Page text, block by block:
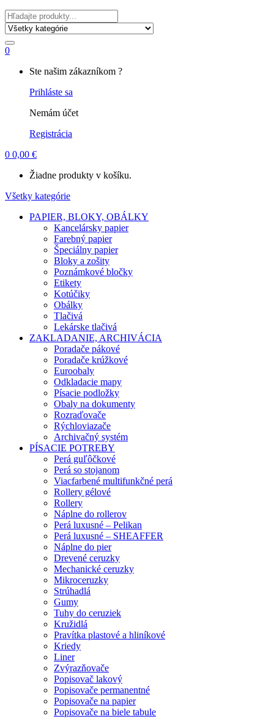
Hľadať
0
Ste našim zákazníkom ?
Prihláste sa
Nemám účet
Registrácia
0 0,00 €
Žiadne produkty v košíku.
Všetky kategórie
PAPIER, BLOKY, OBÁLKY
Kancelársky papier
Farebný papier
Špeciálny papier
Bloky a zošity
Poznámkové bločky
Etikety
Kotúčiky
Obálky
Tlačivá
Lekárske tlačivá
ZAKLADANIE, ARCHIVÁCIA
Poradače pákové
Poradače krúžkové
Euroobaly
Odkladacie mapy
Písacie podložky
Obaly na dokumenty
Rozraďovače
Rýchloviazače
Archivačný systém
PÍSACIE POTREBY
Perá guľôčkové
Perá so stojanom
Viacfarbené multifunkčné perá
Rollery gélové
Rollery
Náplne do rollerov
Perá luxusné – Pelikan
Perá luxusné – SHEAFFER
Náplne do pier
Drevené ceruzky
Mechanické ceruzky
Mikroceruzky
Strúhadlá
Gumy
Tuhy do ceruziek
Kružidlá
Pravítka plastové a hliníkové
Kriedy
Liner
Zvýrazňovače
Popisovač lakový
Popisovače permanentné
Popisovače na papier
Popisovače na biele tabule